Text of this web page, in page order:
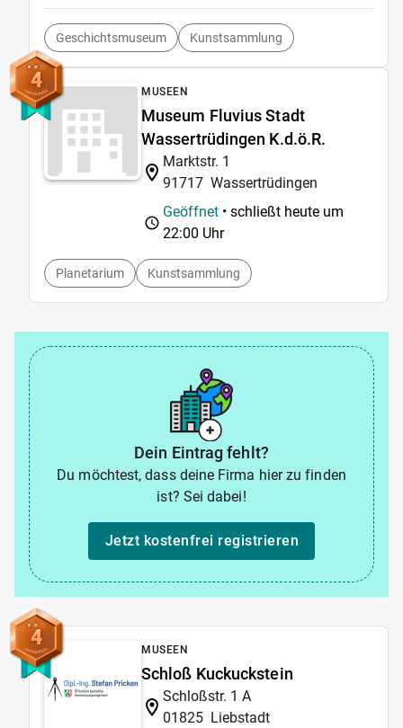
Geschichtsmuseum Kunstsammlung
4 MUSEEN
Museum Fluvius Stadt
Wassertrüdingen K.d.ö.R.
Marktstr. 1
91717 Wassertrüdingen
Geöffnet • schließt heute um
22:00 Uhr
Planetarium Kunstsammlung
Dein Eintrag fehlt?
Du möchtest, dass deine Firma hier zu finden
ist? Sei dabei!
Jetzt kostenfrei registrieren
4 MUSEEN
Schloß Kuckuckstein
Schloßstr. 1 A
01825 Liebstadt